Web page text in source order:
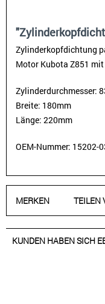
Zylinderkopfdichtung
Motor Kubota Z851
Zylinderdurchmesser:
Breite: 180mm
Länge: 220mm
OEM-Nummer: 15202-
MERKEN TEILEN
KUNDEN HABEN SICH